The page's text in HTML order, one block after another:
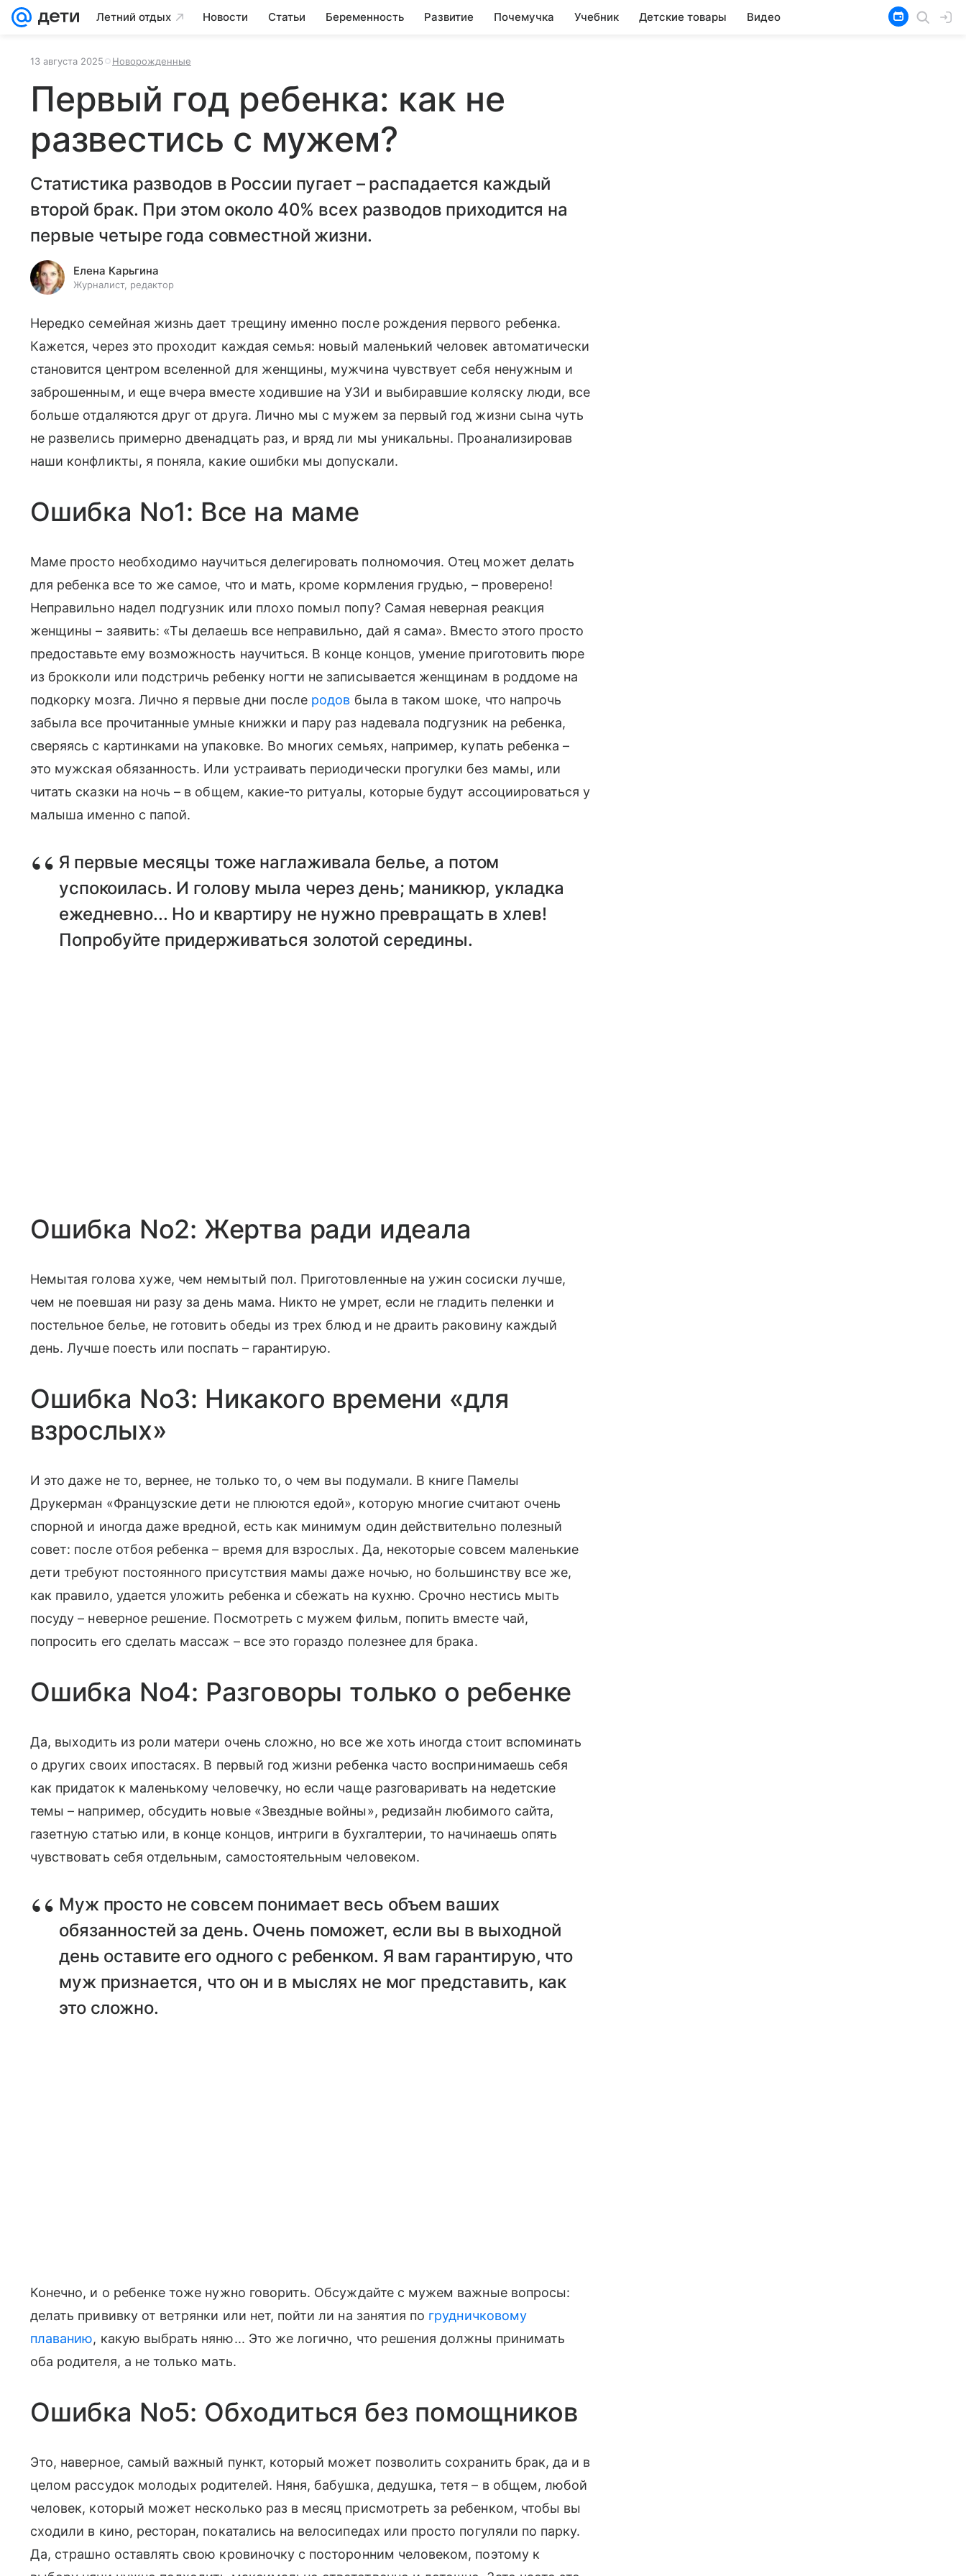
Летний отдых Новости Статьи Беременность Развитие Почемучка Учебник Детские товары Видео
13 августа 2025 Новорожденные
Первый год ребенка: как не
развестись с мужем?
Статистика разводов в России пугает – распадается каждый
второй брак. При этом около 40% всех разводов приходится на
первые четыре года совместной жизни.
Елена Карьгина
Журналист, редактор
Нередко семейная жизнь дает трещину именно после рождения первого ребенка.
Кажется, через это проходит каждая семья: новый маленький человек автоматически
становится центром вселенной для женщины, мужчина чувствует себя ненужным и
заброшенным, и еще вчера вместе ходившие на УЗИ и выбиравшие коляску люди, все
больше отдаляются друг от друга. Лично мы с мужем за первый год жизни сына чуть
не развелись примерно двенадцать раз, и вряд ли мы уникальны. Проанализировав
наши конфликты, я поняла, какие ошибки мы допускали.
Ошибка No1: Все на маме
Маме просто необходимо научиться делегировать полномочия. Отец может делать
для ребенка все то же самое, что и мать, кроме кормления грудью, – проверено!
Неправильно надел подгузник или плохо помыл попу? Самая неверная реакция
женщины – заявить: «Ты делаешь все неправильно, дай я сама». Вместо этого просто
предоставьте ему возможность научиться. В конце концов, умение приготовить пюре
из брокколи или подстричь ребенку ногти не записывается женщинам в роддоме на
подкорку мозга. Лично я первые дни после родов была в таком шоке, что напрочь
забыла все прочитанные умные книжки и пару раз надевала подгузник на ребенка,
сверяясь с картинками на упаковке. Во многих семьях, например, купать ребенка –
это мужская обязанность. Или устраивать периодически прогулки без мамы, или
читать сказки на ночь – в общем, какие-то ритуалы, которые будут ассоциироваться у
малыша именно с папой.
Я первые месяцы тоже наглаживала белье, а потом
успокоилась. И голову мыла через день; маникюр, укладка
ежедневно... Но и квартиру не нужно превращать в хлев!
Попробуйте придерживаться золотой середины.
Ошибка No2: Жертва ради идеала
Немытая голова хуже, чем немытый пол. Приготовленные на ужин сосиски лучше,
чем не поевшая ни разу за день мама. Никто не умрет, если не гладить пеленки и
постельное белье, не готовить обеды из трех блюд и не драить раковину каждый
день. Лучше поесть или поспать – гарантирую.
Ошибка No3: Никакого времени «для
взрослых»
И это даже не то, вернее, не только то, о чем вы подумали. В книге Памелы
Друкерман «Французские дети не плюются едой», которую многие считают очень
спорной и иногда даже вредной, есть как минимум один действительно полезный
совет: после отбоя ребенка – время для взрослых. Да, некоторые совсем маленькие
дети требуют постоянного присутствия мамы даже ночью, но большинству все же,
как правило, удается уложить ребенка и сбежать на кухню. Срочно нестись мыть
посуду – неверное решение. Посмотреть с мужем фильм, попить вместе чай,
попросить его сделать массаж – все это гораздо полезнее для брака.
Ошибка No4: Разговоры только о ребенке
Да, выходить из роли матери очень сложно, но все же хоть иногда стоит вспоминать
о других своих ипостасях. В первый год жизни ребенка часто воспринимаешь себя
как придаток к маленькому человечку, но если чаще разговаривать на недетские
темы – например, обсудить новые «Звездные войны», редизайн любимого сайта,
газетную статью или, в конце концов, интриги в бухгалтерии, то начинаешь опять
чувствовать себя отдельным, самостоятельным человеком.
Муж просто не совсем понимает весь объем ваших
обязанностей за день. Очень поможет, если вы в выходной
день оставите его одного с ребенком. Я вам гарантирую, что
муж признается, что он и в мыслях не мог представить, как
это сложно.
Конечно, и о ребенке тоже нужно говорить. Обсуждайте с мужем важные вопросы:
делать прививку от ветрянки или нет, пойти ли на занятия по грудничковому
плаванию, какую выбрать няню... Это же логично, что решения должны принимать
оба родителя, а не только мать.
Ошибка No5: Обходиться без помощников
Это, наверное, самый важный пункт, который может позволить сохранить брак, да и в
целом рассудок молодых родителей. Няня, бабушка, дедушка, тетя – в общем, любой
человек, который может несколько раз в месяц присмотреть за ребенком, чтобы вы
сходили в кино, ресторан, покатались на велосипедах или просто погуляли по парку.
Да, страшно оставлять свою кровиночку с посторонним человеком, поэтому к